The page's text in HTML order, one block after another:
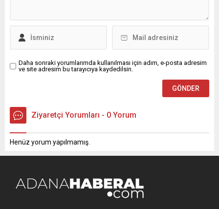
gelmiştir” dedi. ...
Daha sonraki yorumlarımda kullanılması için adım, e-posta adresim
ve site adresim bu tarayıcıya kaydedilsin.
Ziyaretçi Yorumları - 0 Yorum
Henüz yorum yapılmamış.